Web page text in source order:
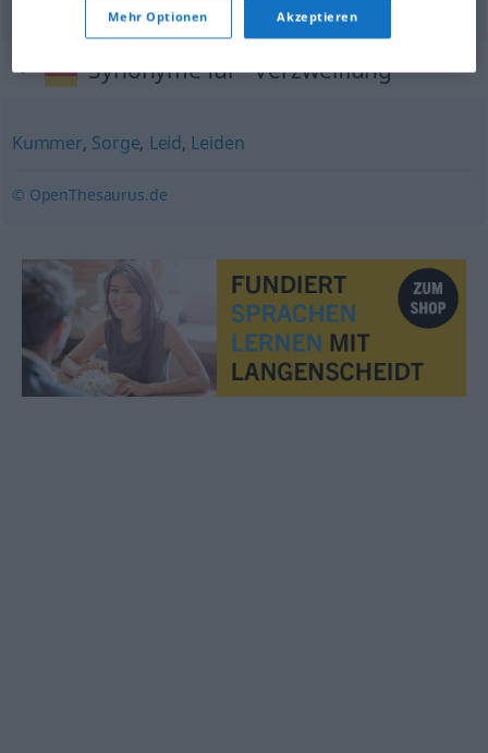
Synonyme für "Verzweiflung"
Kummer, Sorge, Leid, Leiden
© OpenThesaurus.de
Mehr Optionen Akzeptieren